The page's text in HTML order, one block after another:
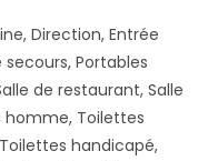
Direction, Entrée
Portables
de restaurant, Salle
homme, Toilettes
handicapé,